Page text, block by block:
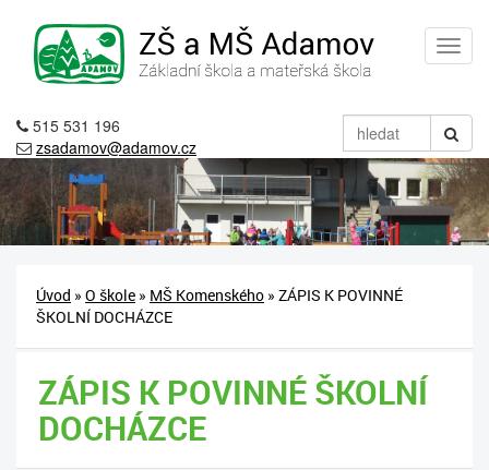
515 531 196
zsadamov@adamov.cz
Úvod » O škole » MŠ Komenského » ZÁPIS K POVINNÉ
ŠKOLNÍ DOCHÁZCE
ZÁPIS K POVINNÉ ŠKOLNÍ
DOCHÁZCE